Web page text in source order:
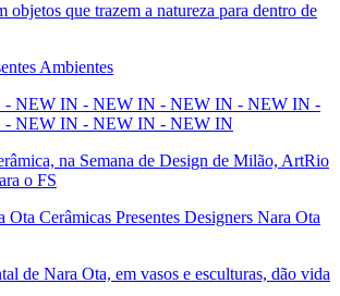
objetos que trazem a natureza para dentro de
Ambientes
NEW IN - NEW IN - NEW IN - NEW IN -
NEW IN - NEW IN - NEW IN
na Semana de Design de Milão, ArtRio
o FS
Ota Cerâmicas Presentes Designers Nara Ota
de Nara Ota, em vasos e esculturas, dão vida